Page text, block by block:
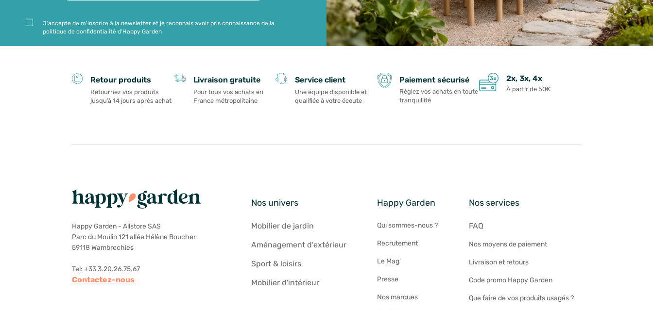
J'accepte de m'inscrire à la newsletter et je reconnais avoir pris connaissance de la
politique de confidentialité d'Happy Garden
Retour produits
Retournez vos produits
jusqu’à 14 jours après achat
Livraison gratuite
Pour tous vos achats en
France métropolitaine
Service client
Une équipe disponible et
qualifiée à votre écoute
Paiement sécurisé
Réglez vos achats en toute
tranquillité
2x, 3x, 4x
À partir de 50€
Happy Garden - Allstore SAS
Parc du Moulin 121 allée Hélène Boucher
59118 Wambrechies
Tel: +33 3.20.26.75.67
Contactez-nous
Nos univers
Mobilier de jardin
Aménagement d'extérieur
Sport & loisirs
Mobilier d'intérieur
Happy Garden
Qui sommes-nous ?
Recrutement
Le Mag'
Presse
Nos marques
Nos services
FAQ
Nos moyens de paiement
Livraison et retours
Code promo Happy Garden
Que faire de vos produits usagés ?